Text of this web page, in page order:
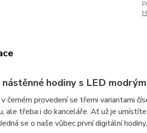
hodiny s LED
černém provedení se třemi variantami
ale třeba i do kanceláře. Ať už je
se o naše vůbec první digitální